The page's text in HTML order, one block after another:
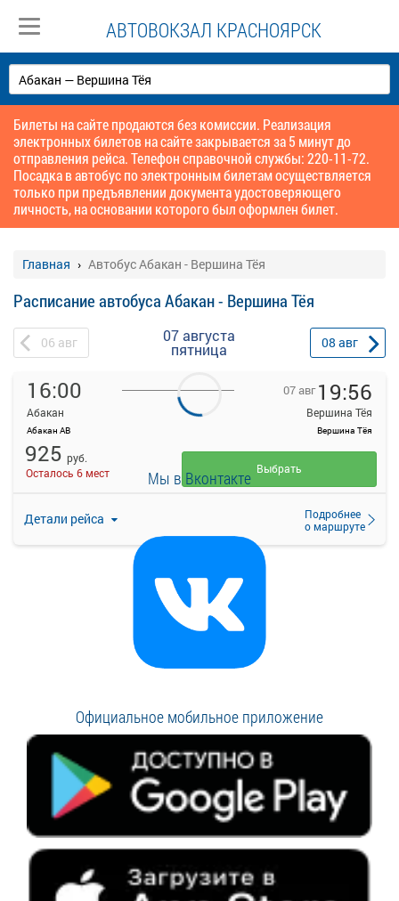
АВТОВОКЗАЛ КРАСНОЯРСК
Билеты на сайте продаются без комиссии. Реализация
электронных билетов на сайте закрывается за 5 минут до
отправления рейса. Телефон справочной службы: 220-11-72.
Посадка в автобус по электронным билетам осуществляется
только при предъявлении документа удостоверяющего
личность, на основании которого был оформлен билет.
Главная Автобус Абакан - Вершина Тёя
Расписание автобуса Абакан - Вершина Тёя
06 авг 07 августа
пятница 08 авг
16:00
Абакан
Абакан АВ
07 авг 19:56
Вершина Тёя
Вершина Тёя
Детали рейса
Подробнее
о маршруте
925 руб.
Осталось 6 мест
Выбрать
Мы в Вконтакте
Официальное мобильное приложение